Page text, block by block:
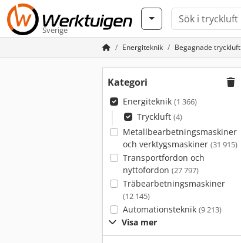
Sverige
Energiteknik Begagnade tryckluft
Kategori
Energiteknik (1 366)
Tryckluft (4)
Metallbearbetningsmaskiner
och verktygsmaskiner (31 915)
Transportfordon och
nyttofordon (27 797)
Träbearbetningsmaskiner
(12 145)
Automationsteknik (9 213)
Visa mer